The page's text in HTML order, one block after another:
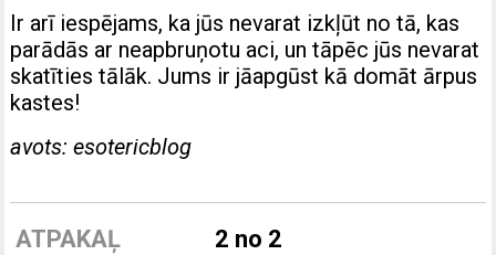
Ir arī iespējams, ka jūs nevarat izkļūt no tā, kas
parādās ar neapbruņotu aci, un tāpēc jūs nevarat
skatīties tālāk. Jums ir jāapgūst kā domāt ārpus
kastes!
avots: esotericblog
ATPAKAĻ 2 no 2